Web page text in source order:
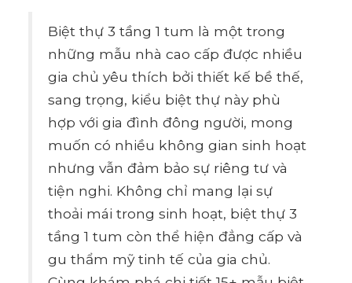
Biệt thự 3 tầng 1 tum là một trong
những mẫu nhà cao cấp được nhiều
gia chủ yêu thích bởi thiết kế bề thế,
sang trọng, kiểu biệt thự này phù
hợp với gia đình đông người, mong
muốn có nhiều không gian sinh hoạt
nhưng vẫn đảm bảo sự riêng tư và
tiện nghi. Không chỉ mang lại sự
thoải mái trong sinh hoạt, biệt thự 3
tầng 1 tum còn thể hiện đẳng cấp và
gu thẩm mỹ tinh tế của gia chủ.